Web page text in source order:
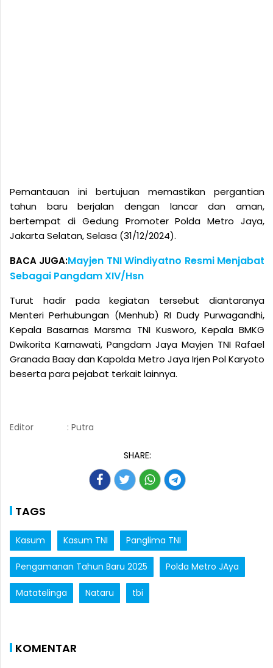
Pemantauan ini bertujuan memastikan pergantian
tahun baru berjalan dengan lancar dan aman,
bertempat di Gedung Promoter Polda Metro Jaya,
Jakarta Selatan, Selasa (31/12/2024).
BACA JUGA:Mayjen TNI Windiyatno Resmi Menjabat
Sebagai Pangdam XIV/Hsn
Turut hadir pada kegiatan tersebut diantaranya
Menteri Perhubungan (Menhub) RI Dudy Purwagandhi,
Kepala Basarnas Marsma TNI Kusworo, Kepala BMKG
Dwikorita Karnawati, Pangdam Jaya Mayjen TNI Rafael
Granada Baay dan Kapolda Metro Jaya Irjen Pol Karyoto
beserta para pejabat terkait lainnya.
Editor : Putra
SHARE:
TAGS
Kasum Kasum TNI Panglima TNI
Pengamanan Tahun Baru 2025 Polda Metro JAya
Matatelinga Nataru tbi
KOMENTAR